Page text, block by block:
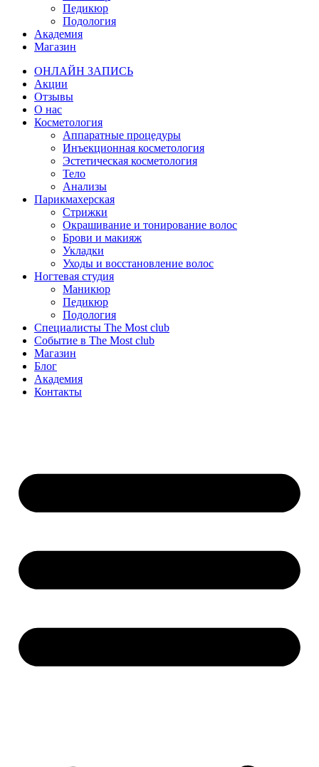
Педикюр
Подология
Академия
Магазин
ОНЛАЙН ЗАПИСЬ
Акции
Отзывы
О нас
Косметология
Аппаратные процедуры
Инъекционная косметология
Эстетическая косметология
Тело
Анализы
Парикмахерская
Стрижки
Окрашивание и тонирование волос
Брови и макияж
Укладки
Уходы и восстановление волос
Ногтевая студия
Маникюр
Педикюр
Подология
Специалисты The Most club
Событие в The Most club
Магазин
Блог
Академия
Контакты